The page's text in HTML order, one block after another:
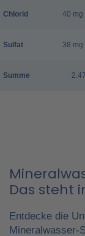
Chlorid
Sulfat
Summe
40 mg
38 mg
Das steht
Entdecke die
Mineralwasser-